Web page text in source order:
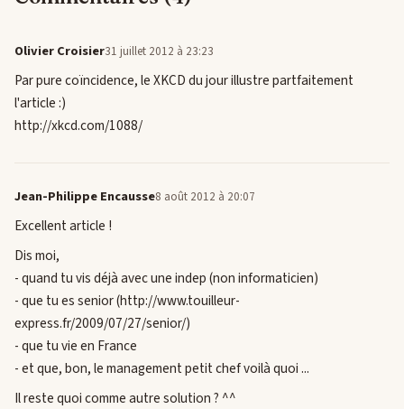
Olivier Croisier31 juillet 2012 à 23:23
Par pure coïncidence, le XKCD du jour illustre partfaitement
l'article :)
http://xkcd.com/1088/
Jean-Philippe Encausse8 août 2012 à 20:07
Excellent article !
Dis moi,
- quand tu vis déjà avec une indep (non informaticien)
- que tu es senior (http://www.touilleur-
express.fr/2009/07/27/senior/)
- que tu vie en France
- et que, bon, le management petit chef voilà quoi ...
Il reste quoi comme autre solution ? ^^